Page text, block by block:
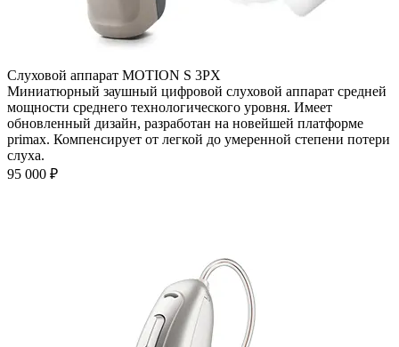
Слуховой аппарат MOTION S 3PX
Миниатюрный заушный цифровой слуховой аппарат средней
мощности среднего технологического уровня. Имеет
обновленный дизайн, разработан на новейшей платформе
primax. Компенсирует от легкой до умеренной степени потери
слуха.
95 000 ₽